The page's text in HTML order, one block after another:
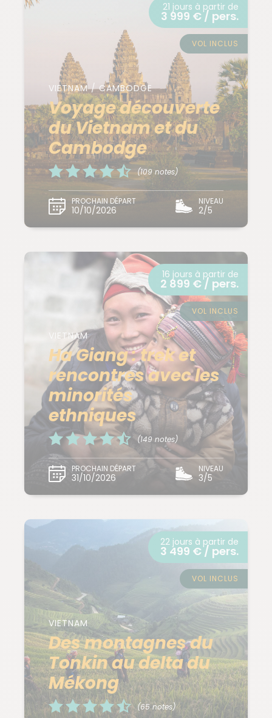
VIETNAM / CAMBODGE
Voyage découverte
du Vietnam et du
Cambodge
(109 notes)
PROCHAIN DÉPART
10/10/2026
NIVEAU
2/5
21 jours à partir de
3 999 € / pers.
VOL INCLUS
VIETNAM
Ha Giang : trek et
rencontres avec les
minorités
ethniques
(149 notes)
PROCHAIN DÉPART
31/10/2026
NIVEAU
3/5
16 jours à partir de
2 899 € / pers.
VOL INCLUS
VIETNAM
Des montagnes du
Tonkin au delta du
Mékong
(65 notes)
22 jours à partir de
3 499 € / pers.
VOL INCLUS